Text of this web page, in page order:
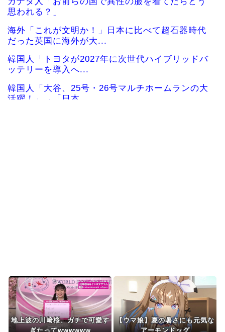
思われる？」
海外「これが文明か！」日本に比べて超石器時代
だった英国に海外が大...
韓国人「トヨタが2027年に次世代ハイブリッドバ
ッテリーを導入へ...
韓国人「大谷、25号・26号マルチホームランの大
活躍！」→「日本...
Powered by livedoor 相互RSS
地上波の川﨑桜、ガチで可愛す
ぎたってwwwwww
【ウマ娘】夏の暑さにも元気な
アーモンドッグ